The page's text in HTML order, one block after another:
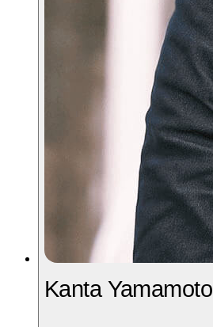
Kanta Yamamoto